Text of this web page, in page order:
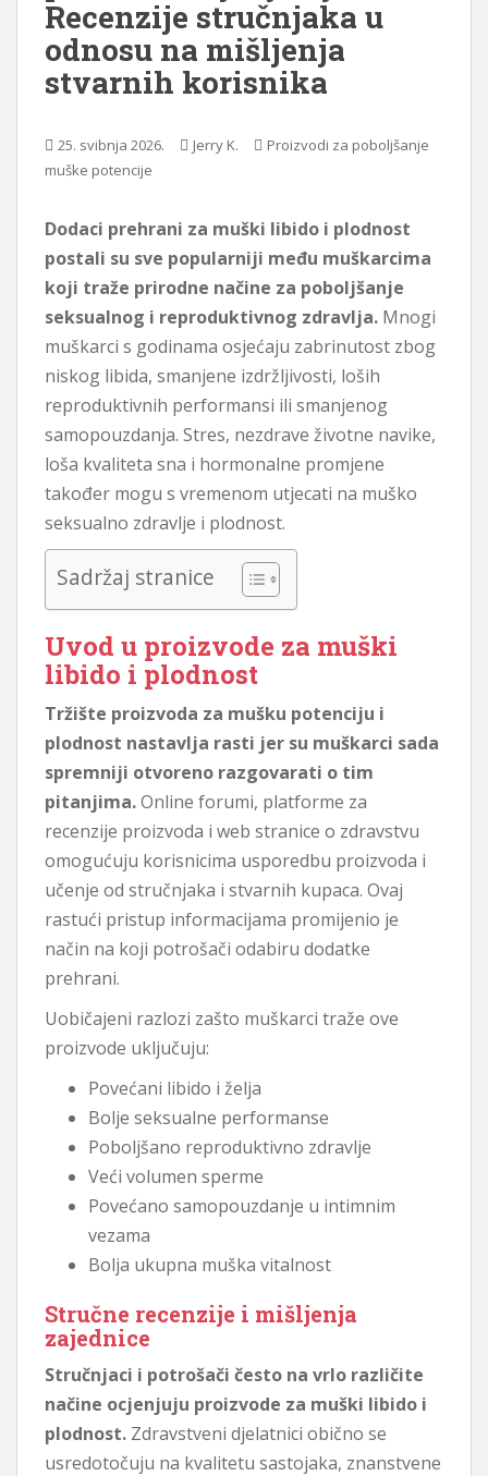
Recenzije stručnjaka u
odnosu na mišljenja
stvarnih korisnika
25. svibnja 2026. Jerry K.
Proizvodi za poboljšanje
muške potencije
Dodaci prehrani za muški libido i plodnost
postali su sve popularniji među muškarcima
koji traže prirodne načine za poboljšanje
seksualnog i reproduktivnog zdravlja. Mnogi
muškarci s godinama osjećaju zabrinutost zbog
niskog libida, smanjene izdržljivosti, loših
reproduktivnih performansi ili smanjenog
samopouzdanja. Stres, nezdrave životne navike,
loša kvaliteta sna i hormonalne promjene
također mogu s vremenom utjecati na muško
seksualno zdravlje i plodnost.
Sadržaj stranice
Uvod u proizvode za muški
libido i plodnost
Tržište proizvoda za mušku potenciju i
plodnost nastavlja rasti jer su muškarci sada
spremniji otvoreno razgovarati o tim
pitanjima.Online forumi, platforme za
recenzije proizvoda i web stranice o zdravstvu
omogućuju korisnicima usporedbu proizvoda i
učenje od stručnjaka i stvarnih kupaca. Ovaj
rastući pristup informacijama promijenio je
način na koji potrošači odabiru dodatke
prehrani.
Uobičajeni razlozi zašto muškarci traže ove
proizvode uključuju:
Povećani libido i želja
Bolje seksualne performanse
Poboljšano reproduktivno zdravlje
Veći volumen sperme
Povećano samopouzdanje u intimnim
vezama
Bolja ukupna muška vitalnost
Stručne recenzije i mišljenja
zajednice
Stručnjaci i potrošači često na vrlo različite
načine ocjenjuju proizvode za muški libido i
plodnost. Zdravstveni djelatnici obično se
usredotočuju na kvalitetu sastojaka, znanstvene